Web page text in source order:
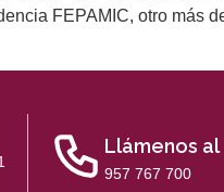
FEPAMIC, otro más
Llámenos al
957 767 700